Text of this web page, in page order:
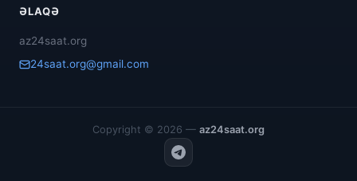
ƏLAQƏ
az24saat.org
24saat.org@gmail.com
Copyright © 2026 — az24saat.org